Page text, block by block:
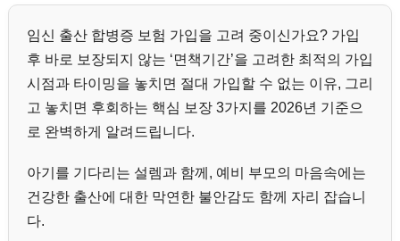
임신 출산 합병증 보험 가입을 고려 중이신가요? 가입
후 바로 보장되지 않는 ‘면책기간’을 고려한 최적의 가입
시점과 타이밍을 놓치면 절대 가입할 수 없는 이유, 그리
고 놓치면 후회하는 핵심 보장 3가지를 2026년 기준으
로 완벽하게 알려드립니다.
아기를 기다리는 설렘과 함께, 예비 부모의 마음속에는
건강한 출산에 대한 막연한 불안감도 함께 자리 잡습니
다.